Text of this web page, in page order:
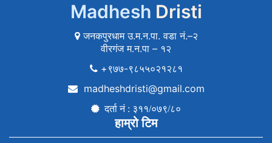
Madhesh Dristi
जनकपुरधाम उ.म.न.पा. वडा नं.–२
वीरगंज म.न.पा – १२
+९७७-९८५५०२१२८१
madheshdristi@gmail.com
दर्ता नं : ३११/०७९/८०
हाम्रो टिम